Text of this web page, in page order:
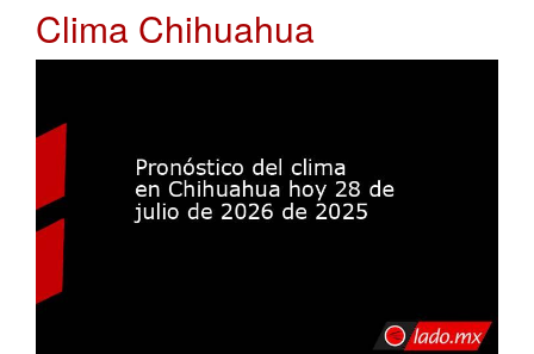
Clima Chihuahua